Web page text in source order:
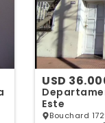
USD
Este
Bouchard